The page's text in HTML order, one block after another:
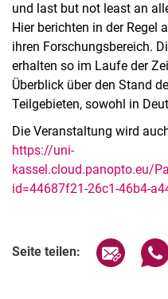
und last but not least an
Hier berichten in der Regel
ihren Forschungsbereich.
erhalten so im Laufe der
Überblick über den Stand
Teilgebieten, sowohl in
Die Veranstaltung wird
https://uni-
kassel.cloud.panopto.eu/
id=44687f21-26c1-46b4-
Seite teilen: Seite